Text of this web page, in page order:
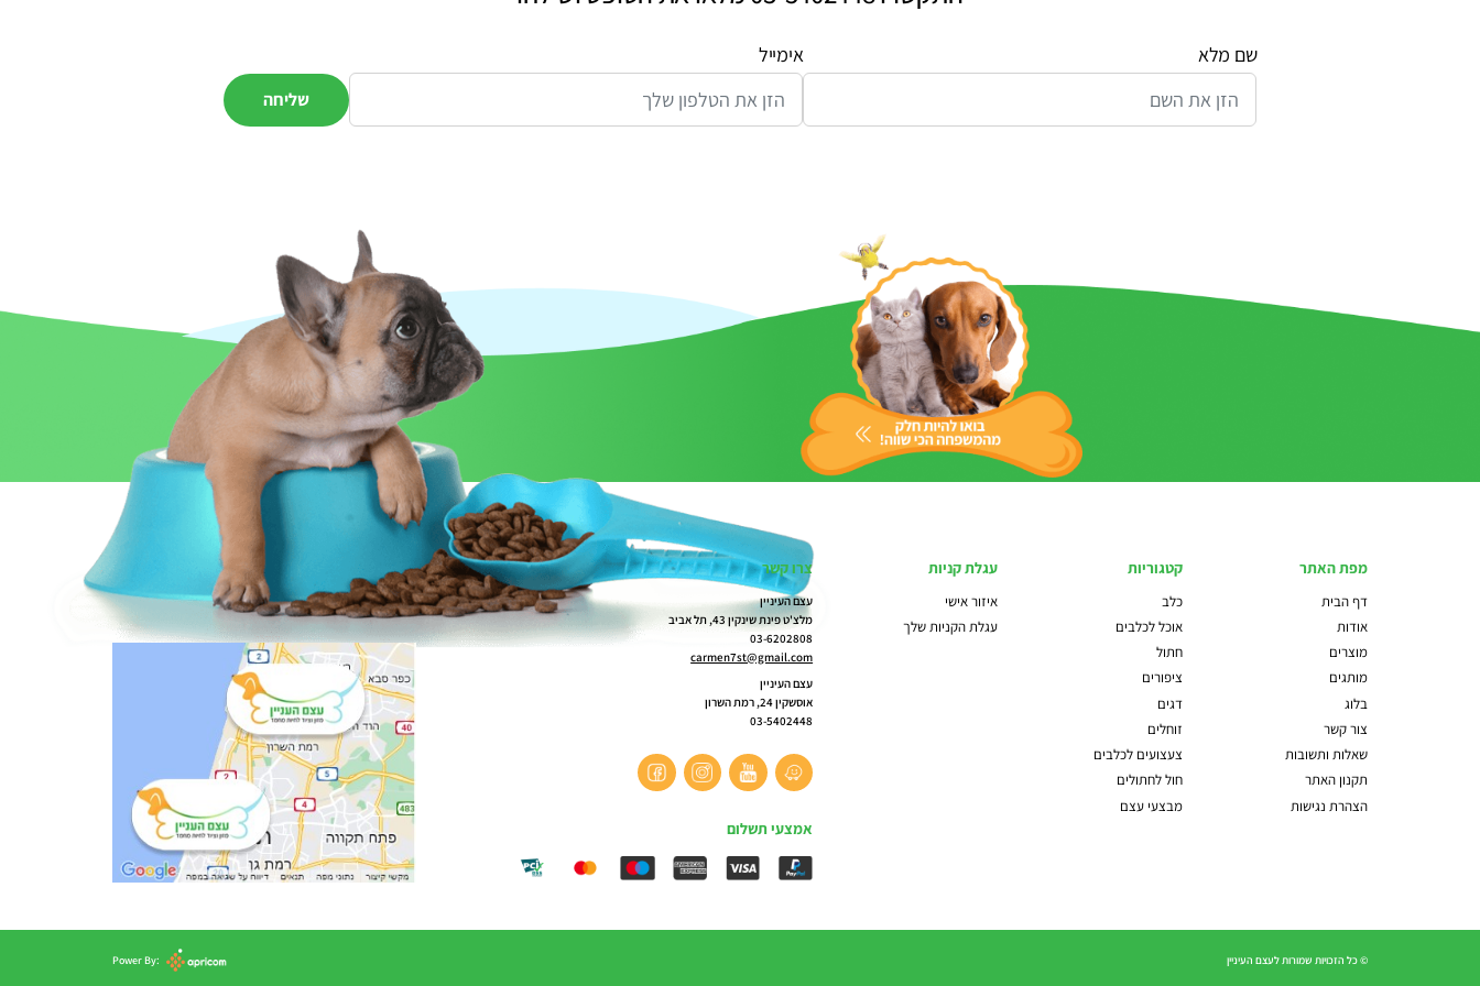
שם מלא אימייל
מפת האתר
דף הבית
אודות
מוצרים
מותגים
בלוג
צור קשר
שאלות ותשובות
תקנון האתר
הצהרת נגישות
קטגוריות
כלב
אוכל לכלבים
חתול
ציפורים
דגים
זוחלים
צעצועים לכלבים
חול לחתולים
מבצעי עצם
עגלת קניות
איזור אישי
עגלת הקניות שלך
צרו קשר
עצם העיניין
מלצ'ט פינת שינקין 43, תל אביב
03-6202808
carmen7st@gmail.com
עצם העיניין
אוסשקין 24, רמת השרון
03-5402448
אמצעי תשלום
© כל הזכויות שמורות לעצם העיניין Power By: